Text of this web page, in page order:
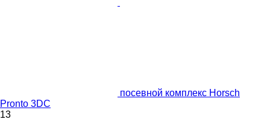
посевной комплекс Horsch
Pronto 3DC
13